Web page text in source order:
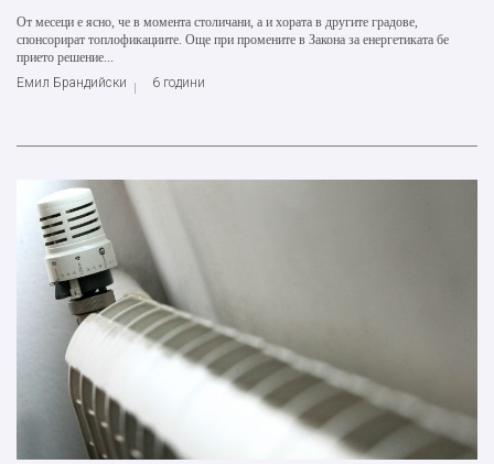
От месеци е ясно, че в момента столичани, а и хората в другите градове,
спонсорират топлофикациите. Още при промените в Закона за енергетиката бе
прието решение...
Емил Брандийски
6 години